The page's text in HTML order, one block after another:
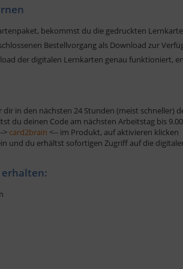
bekommst du die gedruckten
Bestellvorgang als Download zur
der digitalen Lernkarten genau funktioniert,
in den nächsten 24 Stunden (meist schneller)
du deinen Code am nächsten Arbeitstag bis
> card2brain <-- im Produkt, auf aktivieren klicken
und du erhältst sofortigen Zugriff auf die
erhalten: